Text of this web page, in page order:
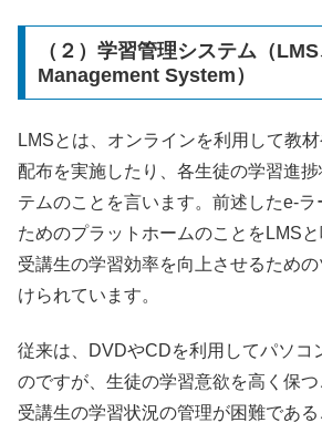
（２）学習管理システム（
Management System）
LMSとは、オンラインを利用して教
配布を実施したり、各生徒の学習進
テムのことを言います。前述したe-ラ
ためのプラットホームのことを LMS
受講生の学習効率を向上させるため
けられています。
従来は、 DVDやCDを利用してパソコ
のですが、生徒の学習意欲を高く保つ
受講生の学習状況の管理が困難であ